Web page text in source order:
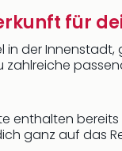
für
in der
enthalten bereits
ganz auf das